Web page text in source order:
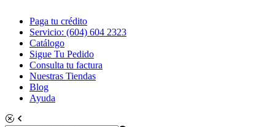
Paga tu crédito
Servicio: (604) 604 2323
Catálogo
Sigue Tu Pedido
Consulta tu factura
Nuestras Tiendas
Blog
Ayuda